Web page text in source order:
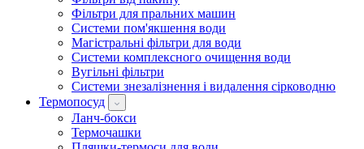
Фільтри для пральних машин
Системи пом'якшення води
Магістральні фільтри для води
Системи комплексного очищення води
Вугільні фільтри
Системи знезалізнення і видалення сірководню
Термопосуд
Ланч-бокси
Термочашки